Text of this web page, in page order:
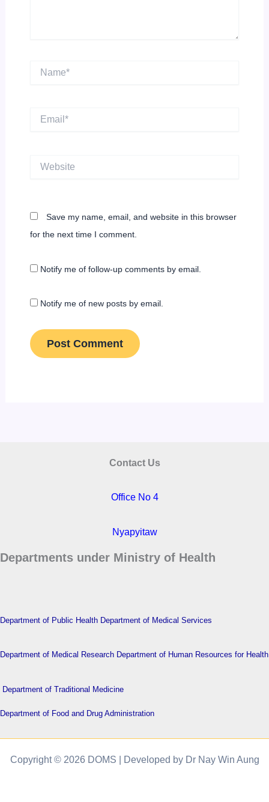
Email*
Save my name, email, and website in this browser
for the next time I comment.
Notify me of follow-up comments by email.
Notify me of new posts by email.
Contact Us
Office No 4
Nyapyitaw
Departments under Ministry of Health
Department of Public Health Department of Medical Services
Department of Medical Research Department of Human Resources for Health
Department of Traditional Medicine
Department of Food and Drug Administration
Copyright © 2026 DOMS | Developed by Dr Nay Win Aung